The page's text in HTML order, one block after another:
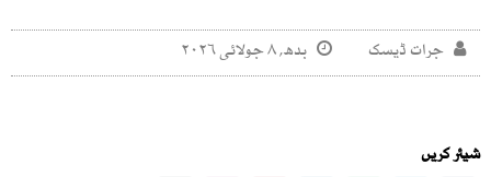
جرات ڈیسک بدھ, ۸ جولائی ۲۰۲۶
شیئر کریں